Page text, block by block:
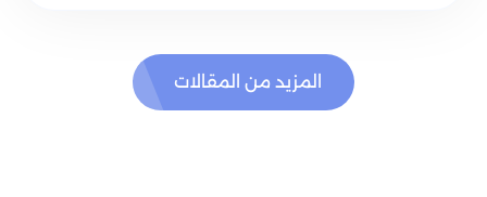
المزيد من المقالات